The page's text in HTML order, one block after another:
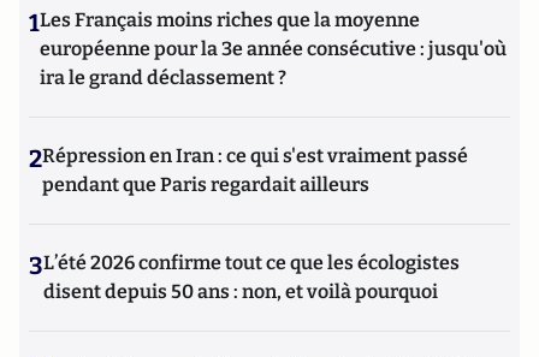
1Les Français moins riches que la moyenne
européenne pour la 3e année consécutive : jusqu'où
ira le grand déclassement ?
2Répression en Iran : ce qui s'est vraiment passé
pendant que Paris regardait ailleurs
3L’été 2026 confirme tout ce que les écologistes
disent depuis 50 ans : non, et voilà pourquoi